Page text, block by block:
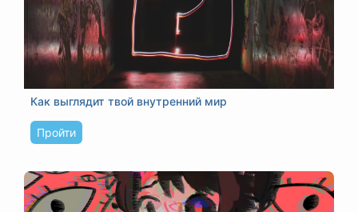
Как выглядит твой внутренний мир
Пройти